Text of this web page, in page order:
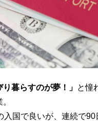
暮らすのが夢！」 と憧
入国で良いが、連続で